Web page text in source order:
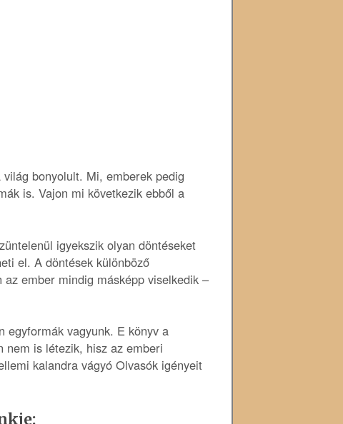
világ bonyolult. Mi, emberek pedig
is. Vajon mi következik ebből a
igyekszik olyan döntéseket
el. A döntések különböző
ember mindig másképp viselkedik –
egyformák vagyunk. E könyv a
nem is létezik, hisz az emberi
kalandra vágyó Olvasók igényeit